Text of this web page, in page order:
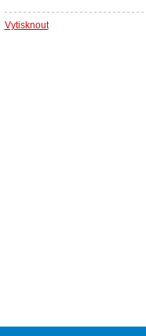
Vytisknout